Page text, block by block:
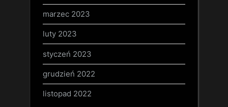
marzec 2023
luty 2023
styczeń 2023
grudzień 2022
listopad 2022